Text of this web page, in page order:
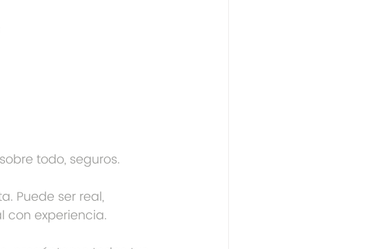
todo, seguros.
Puede ser real,
con experiencia.